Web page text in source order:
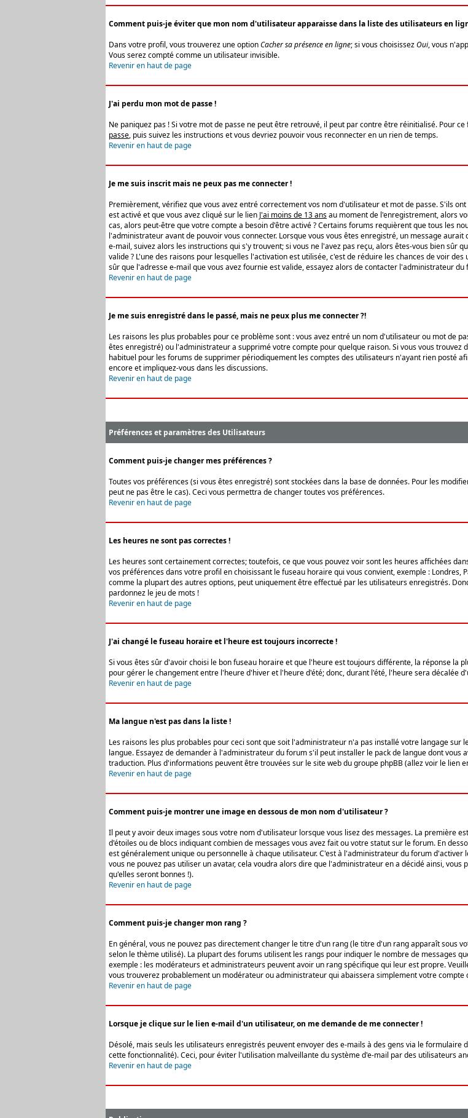
Comment puis-je éviter que mon nom d'utilisateur apparaisse dans la liste des utilisateurs en
Dans votre profil, vous trouverez une optionCacher sa présence en ligne; si vous choisissezOui, vous
Vous serez compté comme un utilisateur invisible.
Revenir en haut de page
J'ai perdu mon mot de passe !
Ne paniquez pas ! Si votre mot de passe ne peut être retrouvé, il peut par contre être réinitialisé. Pour
passe, puis suivez les instructions et vous devriez pouvoir vous reconnecter en un rien de temps.
Revenir en haut de page
Je me suis inscrit mais ne peux pas me connecter !
Premièrement, vérifiez que vous avez entré correctement vos nom d'utilisateur et mot de passe. S'ils
est activé et que vous avez cliqué sur le lien J'ai moins de 13 ansau moment de l'enregistrement, alors
cas, alors peut-être que votre compte a besoin d'être activé ? Certains forums requièrent que tous les
l'administrateur avant de pouvoir vous connecter. Lorsque vous vous êtes enregistré, un message
e-mail, suivez alors les instructions qui s'y trouvent; si vous ne l'avez pas reçu, alors êtes-vous bien sûr
valide ? L'une des raisons pour lesquelles l'activation est utilisée, c'est de réduire les chances de voir
sûr que l'adresse e-mail que vous avez fournie est valide, essayez alors de contacter l'administrateur du
Revenir en haut de page
Je me suis enregistré dans le passé, mais ne peux plus me connecter ?!
Les raisons les plus probables pour ce problème sont : vous avez entré un nom d'utilisateur ou mot de
êtes enregistré) ou l'administrateur a supprimé votre compte pour quelque raison. Si vous vous trouvez
habituel pour les forums de supprimer périodiquement les comptes des utilisateurs n'ayant rien posté
encore et impliquez-vous dans les discussions.
Revenir en haut de page
Préférences et paramètres des Utilisateurs
Comment puis-je changer mes préférences ?
Toutes vos préférences (si vous êtes enregistré) sont stockées dans la base de données. Pour les
peut ne pas être le cas). Ceci vous permettra de changer toutes vos préférences.
Revenir en haut de page
Les heures ne sont pas correctes !
Les heures sont certainement correctes; toutefois, ce que vous pouvez voir sont les heures affichées
vos préférences dans votre profil en choisissant le fuseau horaire qui vous convient, exemple : Londres,
comme la plupart des autres options, peut uniquement être effectué par les utilisateurs enregistrés.
pardonnez le jeu de mots !
Revenir en haut de page
J'ai changé le fuseau horaire et l'heure est toujours incorrecte !
Si vous êtes sûr d'avoir choisi le bon fuseau horaire et que l'heure est toujours différente, la réponse la
pour gérer le changement entre l'heure d'hiver et l'heure d'été; donc, durant l'été, l'heure sera décalée
Revenir en haut de page
Ma langue n'est pas dans la liste !
Les raisons les plus probables pour ceci sont que soit l'administrateur n'a pas installé votre langage
langue. Essayez de demander à l'administrateur du forum s'il peut installer le pack de langue dont vous
traduction. Plus d'informations peuvent être trouvées sur le site web du groupe phpBB (allez voir le lien
Revenir en haut de page
Comment puis-je montrer une image en dessous de mon nom d'utilisateur ?
Il peut y avoir deux images sous votre nom d'utilisateur lorsque vous lisez des messages. La première
d'étoiles ou de blocs indiquant combien de messages vous avez fait ou votre statut sur le forum. En
est généralement unique ou personnelle à chaque utilisateur. C'est à l'administrateur du forum
vous ne pouvez pas utiliser un avatar, cela voudra alors dire que l'administrateur en a décidé ainsi,
qu'elles seront bonnes !).
Revenir en haut de page
Comment puis-je changer mon rang ?
En général, vous ne pouvez pas directement changer le titre d'un rang (le titre d'un rang apparaît sous
selon le thème utilisé). La plupart des forums utilisent les rangs pour indiquer le nombre de messages
exemple : les modérateurs et administrateurs peuvent avoir un rang spécifique qui leur est propre.
vous trouverez probablement un modérateur ou administrateur qui abaissera simplement votre compte
Revenir en haut de page
Lorsque je clique sur le lien e-mail d'un utilisateur, on me demande de me connecter !
Désolé, mais seuls les utilisateurs enregistrés peuvent envoyer des e-mails à des gens via le
cette fonctionnalité). Ceci, pour éviter l'utilisation malveillante du système d'e-mail par des utilisateurs
Revenir en haut de page